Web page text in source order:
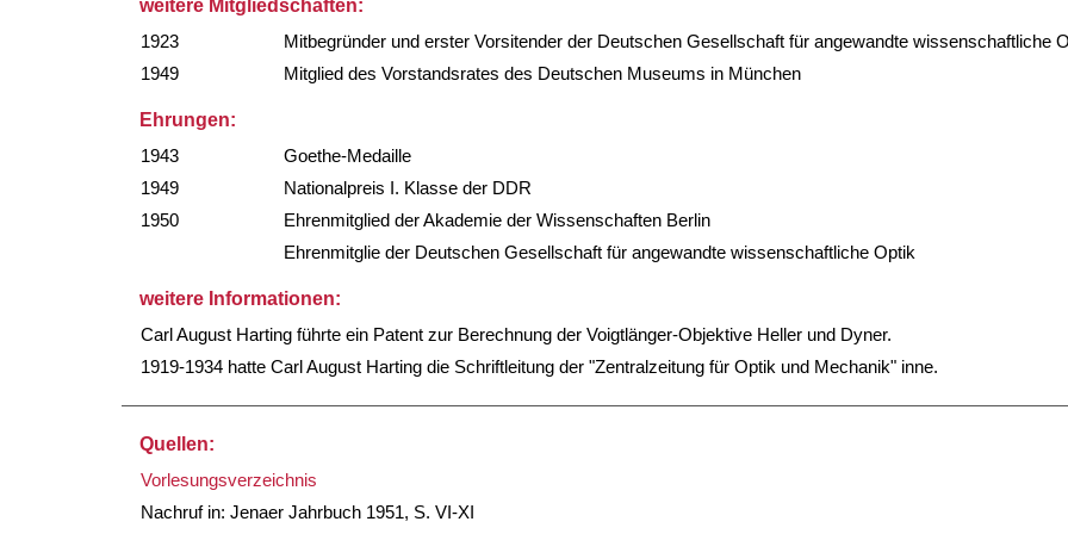
weitere Mitgliedschaften:
1923
Mitbegründer und erster Vorsitender der Deutschen Gesellschaft für angewandte wissenschaftliche
1949
Mitglied des Vorstandsrates des Deutschen Museums in München
Ehrungen:
1943
Goethe-Medaille
1949
Nationalpreis I. Klasse der DDR
1950
Ehrenmitglied der Akademie der Wissenschaften Berlin
Ehrenmitglie der Deutschen Gesellschaft für angewandte wissenschaftliche Optik
weitere Informationen:
Carl August Harting führte ein Patent zur Berechnung der Voigtlänger-Objektive Heller und Dyner.
1919-1934 hatte Carl August Harting die Schriftleitung der "Zentralzeitung für Optik und Mechanik" inne.
Quellen:
Vorlesungsverzeichnis
Nachruf in: Jenaer Jahrbuch 1951, S. VI-XI